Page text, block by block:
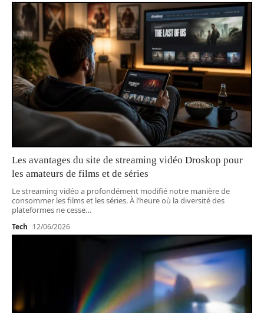
Les avantages du site de streaming vidéo Droskop pour
les amateurs de films et de séries
Le streaming vidéo a profondément modifié notre manière de
consommer les films et les séries. À l’heure où la diversité des
plateformes ne cesse…
Tech 12/06/2026